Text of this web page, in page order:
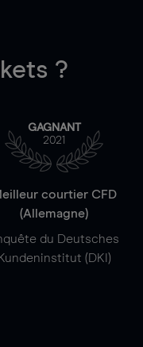
?
GAGNANT
2021
courtier CFD
(Allemagne)
du Deutsches
Kundeninstitut (DKI)